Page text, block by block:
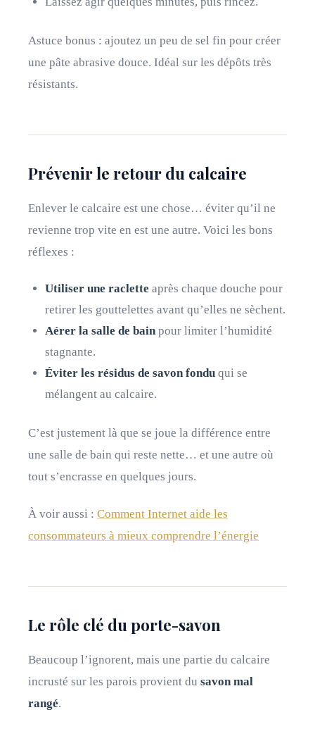
Astuce bonus : ajoutez un peu de sel fin pour créer
une pâte abrasive douce. Idéal sur les dépôts très
résistants.
Prévenir le retour du calcaire
Enlever le calcaire est une chose… éviter qu’il ne
revienne trop vite en est une autre. Voici les bons
réflexes :
Utiliser une raclette après chaque douche pour
retirer les gouttelettes avant qu’elles ne sèchent.
Aérer la salle de bainpour limiter l’humidité
stagnante.
Éviter les résidus de savon fondu qui se
mélangent au calcaire.
C’est justement là que se joue la différence entre
une salle de bain qui reste nette… et une autre où
tout s’encrasse en quelques jours.
À voir aussi : Comment Internet aide les
consommateurs à mieux comprendre l’énergie
Le rôle clé du porte-savon
Beaucoup l’ignorent, mais une partie du calcaire
incrusté sur les parois provient du savon mal
rangé.